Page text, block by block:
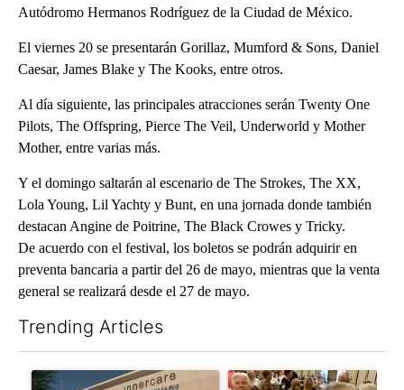
Autódromo Hermanos Rodríguez de la Ciudad de México.
El viernes 20 se presentarán Gorillaz, Mumford & Sons, Daniel
Caesar, James Blake y The Kooks, entre otros.
Al día siguiente, las principales atracciones serán Twenty One
Pilots, The Offspring, Pierce The Veil, Underworld y Mother
Mother, entre varias más.
Y el domingo saltarán al escenario de The Strokes, The XX,
Lola Young, Lil Yachty y Bunt, en una jornada donde también
destacan Angine de Poitrine, The Black Crowes y Tricky.
De acuerdo con el festival, los boletos se podrán adquirir en
preventa bancaria a partir del 26 de mayo, mientras que la venta
general se realizará desde el 27 de mayo.
Trending Articles
A trending article titled "Federal SNAP cuts could increase
A trending article titled